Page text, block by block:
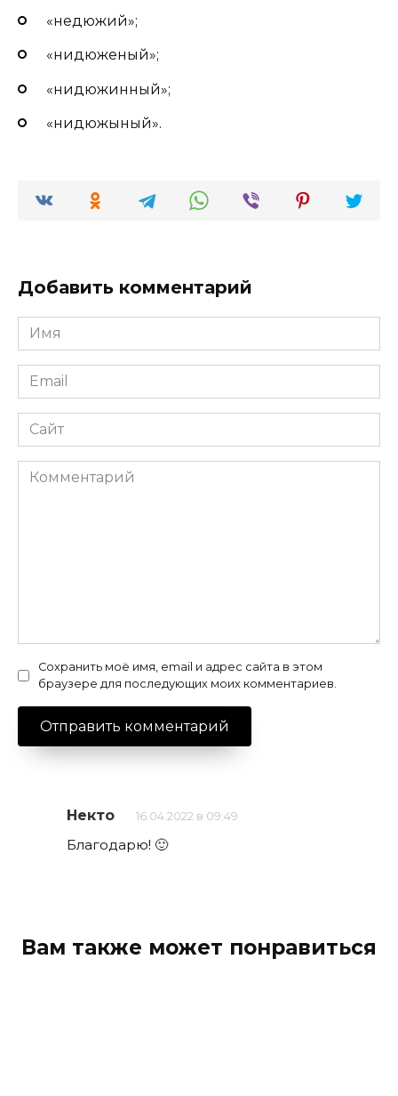
«недюжий»;
«нидюженый»;
«нидюжинный»;
«нидюжыный».
Добавить комментарий
Имя
*
Email
*
Сайт
Комментарий
Сохранить моё имя, email и адрес сайта в этом
браузере для последующих моих комментариев.
Некто 16.04.2022 в 09:49
Благодарю! 🙂
Вам также может понравиться